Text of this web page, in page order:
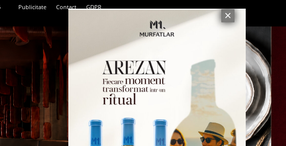
Publicitate Contact GDPR